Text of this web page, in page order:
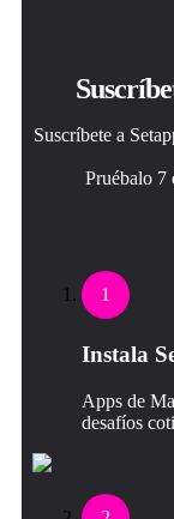
Suscríbete a
Pruébalo 7
1
Instala
Apps de
desafíos